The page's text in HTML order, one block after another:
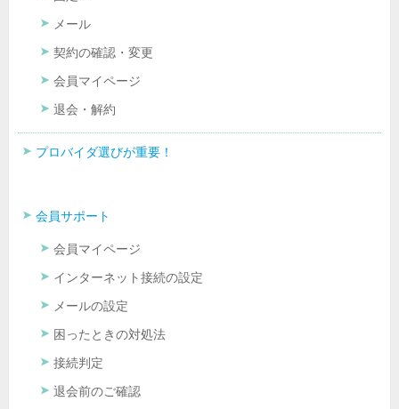
メール
契約の確認・変更
会員マイページ
退会・解約
プロバイダ選びが重要！
会員サポート
会員マイページ
インターネット接続の設定
メールの設定
困ったときの対処法
接続判定
退会前のご確認